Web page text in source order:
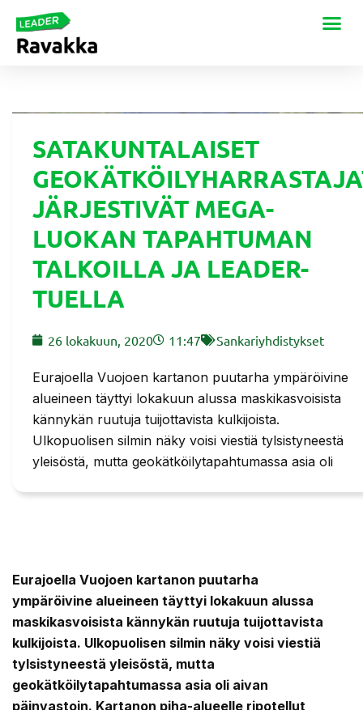
SATAKUNTALAISET
JÄRJESTIVÄT MEGA-
LUOKAN TAPAHTUMAN
TALKOILLA JA LEADER-
TUELLA
26 lokakuun, 2020 11:47 Sankariyhdistykset
Eurajoella Vuojoen kartanon puutarha ympäröivine
alueineen täyttyi lokakuun alussa maskikasvoisista
kännykän ruutuja tuijottavista kulkijoista.
Ulkopuolisen silmin näky voisi viestiä tylsistyneestä
yleisöstä, mutta geokätköilytapahtumassa asia oli
Eurajoella Vuojoen kartanon puutarha
ympäröivine alueineen täyttyi lokakuun alussa
maskikasvoisista kännykän ruutuja tuijottavista
kulkijoista. Ulkopuolisen silmin näky voisi viestiä
tylsistyneestä yleisöstä, mutta
geokätköilytapahtumassa asia oli aivan
päinvastoin. Kartanon piha-alueelle ripotellut